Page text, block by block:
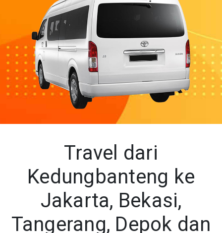
Travel dari
Kedungbanteng ke
Jakarta, Bekasi,
Tangerang, Depok dan